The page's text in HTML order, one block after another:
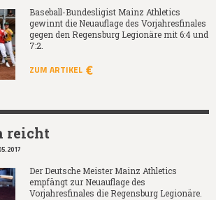
Baseball-Bundesligist Mainz Athletics
gewinnt die Neuauflage des Vorjahresfinales
gegen den Regensburg Legionäre mit 6:4 und
7:2.
ZUM ARTIKEL
reicht
Der Deutsche Meister Mainz Athletics
empfängt zur Neuauflage des
Vorjahresfinales die Regensburg Legionäre.